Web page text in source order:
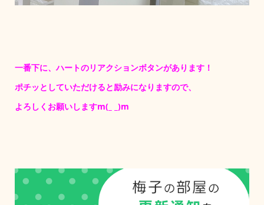
一番下に、ハートのリアクションボタンがあります！
ポチッとしていただけると励みになりますので、
よろしくお願いしますm(_ _)m